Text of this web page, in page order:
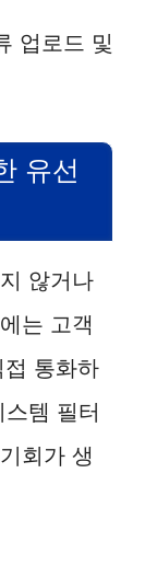
업로드 및
유선
않거나
는 고객
통화하
템 필터
회가 생